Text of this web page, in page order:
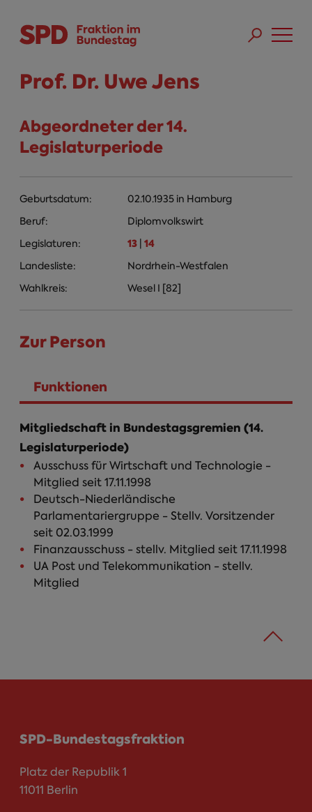
Prof. Dr. Uwe Jens
Abgeordneter der 14.
Legislaturperiode
Geburtsdatum: 02.10.1935 in Hamburg
Beruf:
Diplomvolkswirt
Legislaturen:
13 14
Landesliste:
Nordrhein-Westfalen
Wahlkreis:
Wesel I [82]
Zur Person
Funktionen
Mitgliedschaft in Bundestagsgremien (14.
Legislaturperiode)
Ausschuss für Wirtschaft und Technologie -
Mitglied seit 17.11.1998
Deutsch-Niederländische
Parlamentariergruppe - Stellv. Vorsitzender
seit 02.03.1999
Finanzausschuss - stellv. Mitglied seit 17.11.1998
UA Post und Telekommunikation - stellv.
Mitglied
SPD-Bundestagsfraktion
Platz der Republik 1
11011 Berlin